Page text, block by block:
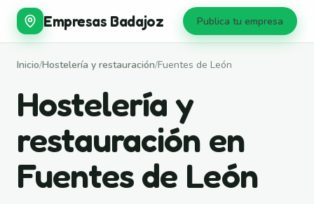
Empresas Badajoz Publica tu empresa
Inicio/Hostelería y restauración/Fuentes de León
Hostelería y
restauración en
Fuentes de León